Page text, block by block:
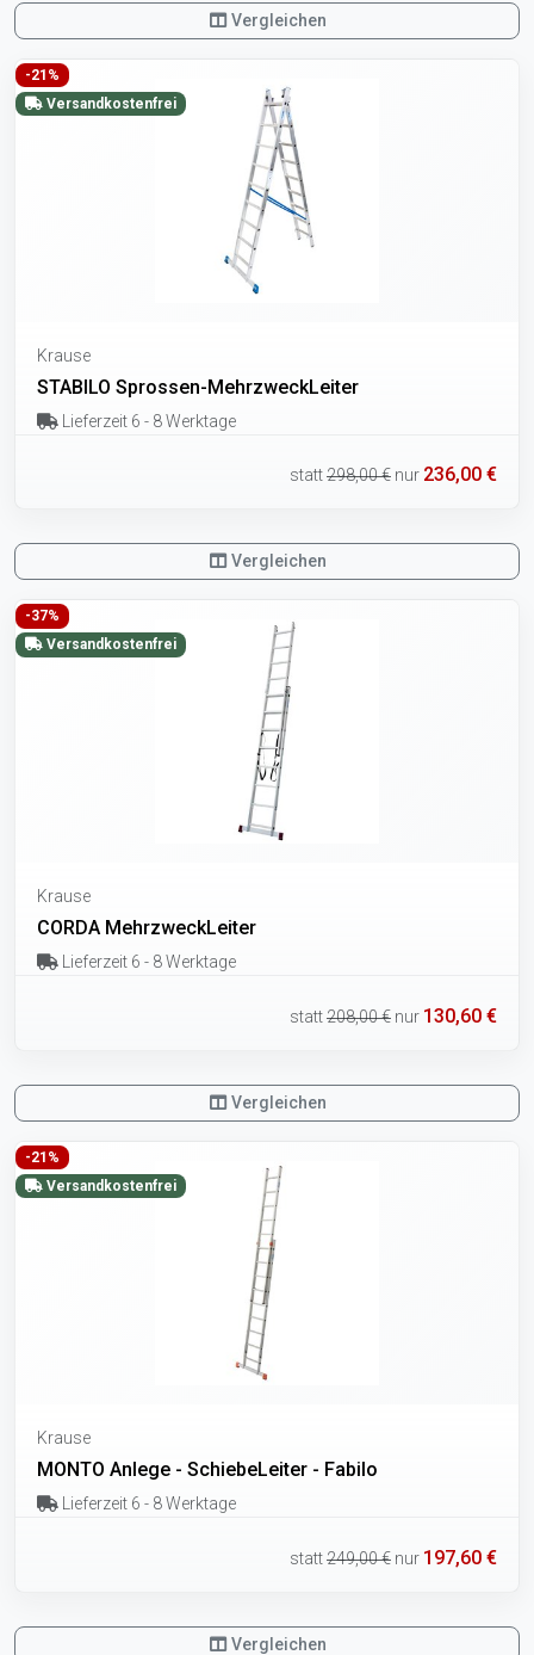
Vergleichen
-21%
Versandkostenfrei
Krause
STABILO Sprossen-MehrzweckLeiter
Lieferzeit 6 - 8 Werktage
statt298,00 € nur 236,00 €
Vergleichen
-37%
Versandkostenfrei
Krause
CORDA MehrzweckLeiter
Lieferzeit 6 - 8 Werktage
statt208,00 € nur 130,60 €
Vergleichen
-21%
Versandkostenfrei
Krause
MONTO Anlege - SchiebeLeiter - Fabilo
Lieferzeit 6 - 8 Werktage
statt249,00 € nur 197,60 €
Vergleichen